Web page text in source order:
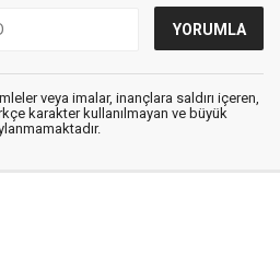
veya imalar, inançlara saldırı içeren,
karakter kullanılmayan ve büyük